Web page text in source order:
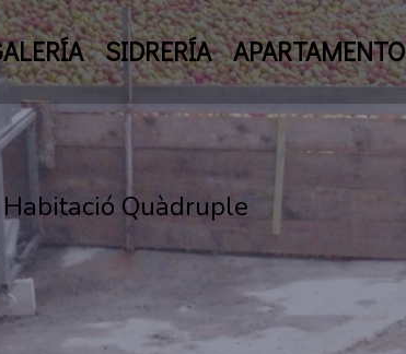
SIDRERÍA APARTAMENTO
Habitació Quàdruple